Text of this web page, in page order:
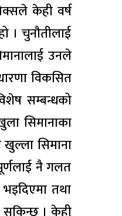
केही वर्ष
। चुनौतीलाई
उनले
विकसित
सम्बन्धको
सिमानाका
सिमाना
नै गलत
तथा